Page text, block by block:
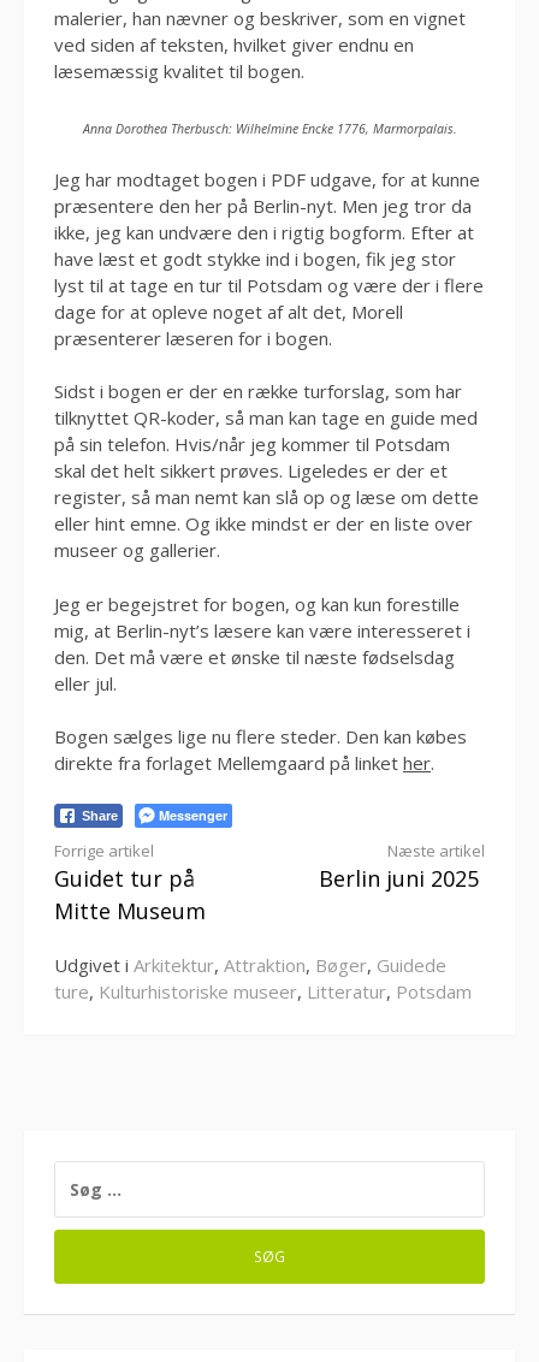
malerier, han nævner og beskriver, som en vignet
ved siden af teksten, hvilket giver endnu en
læsemæssig kvalitet til bogen.
Anna Dorothea Therbusch: Wilhelmine Encke 1776, Marmorpalais.
Jeg har modtaget bogen i PDF udgave, for at kunne
præsentere den her på Berlin-nyt. Men jeg tror da
ikke, jeg kan undvære den i rigtig bogform. Efter at
have læst et godt stykke ind i bogen, fik jeg stor
lyst til at tage en tur til Potsdam og være der i flere
dage for at opleve noget af alt det, Morell
præsenterer læseren for i bogen.
Sidst i bogen er der en række turforslag, som har
tilknyttet QR-koder, så man kan tage en guide med
på sin telefon. Hvis/når jeg kommer til Potsdam
skal det helt sikkert prøves. Ligeledes er der et
register, så man nemt kan slå op og læse om dette
eller hint emne. Og ikke mindst er der en liste over
museer og gallerier.
Jeg er begejstret for bogen, og kan kun forestille
mig, at Berlin-nyt’s læsere kan være interesseret i
den. Det må være et ønske til næste fødselsdag
eller jul.
Bogen sælges lige nu flere steder. Den kan købes
direkte fra forlaget Mellemgaard på linket her.
Share Messenger
Læs
videre
Forrige artikel
Guidet tur på
Mitte Museum
Næste artikel
Berlin juni 2025
Udgivet i Arkitektur, Attraktion, Bøger, Guidede
ture, Kulturhistoriske museer, Litteratur, Potsdam
EFTER: